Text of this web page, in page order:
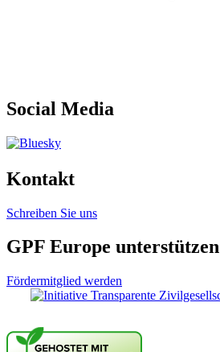
Social Media
Kontakt
Schreiben Sie uns
GPF Europe unterstützen
Fördermitglied werden